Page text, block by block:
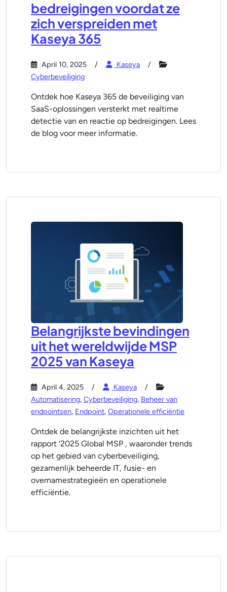
bedreigingen voordat ze
zich verspreiden met
Kaseya 365
April 10, 2025
Kaseya
Cyberbeveiliging
Ontdek hoe Kaseya 365 de beveiliging van
SaaS-oplossingen versterkt met realtime
detectie van en reactie op bedreigingen. Lees
de blog voor meer informatie.
Belangrijkste bevindingen
uit het wereldwijde MSP
2025 van Kaseya
April 4, 2025
Kaseya
Automatisering, Cyberbeveiliging, Beheer van
endpointsen, Endpoint, Operationele efficiëntie
Ontdek de belangrijkste inzichten uit het
rapport ‘2025 Global MSP , waaronder trends
op het gebied van cyberbeveiliging,
gezamenlijk beheerde IT, fusie- en
overnamestrategieën en operationele
efficiëntie.